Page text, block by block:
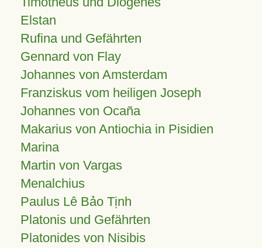
Elstan
Rufina und Gefährten
Gennard von Flay
Johannes von Amsterdam
Franziskus vom heiligen Joseph
Johannes von Ocaña
Makarius von Antiochia in Pisidien
Marina
Martin von Vargas
Menalchius
Paulus Lê Bảo Tịnh
Platonis und Gefährten
Platonides von Nisibis